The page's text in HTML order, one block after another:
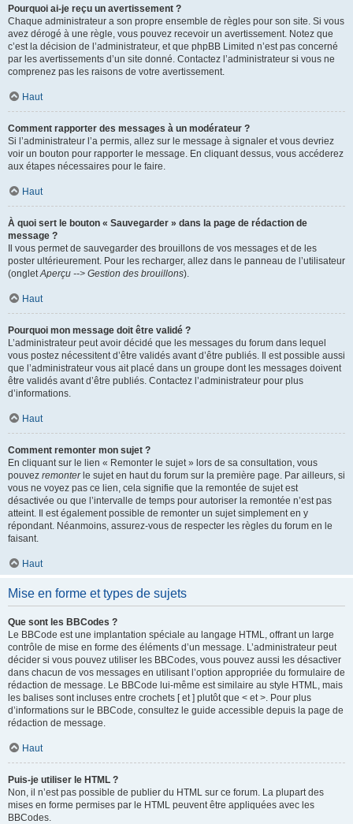
Pourquoi ai-je reçu un avertissement ?
Chaque administrateur a son propre ensemble de règles pour son site. Si vous
avez dérogé à une règle, vous pouvez recevoir un avertissement. Notez que
c’est la décision de l’administrateur, et que phpBB Limited n’est pas concerné
par les avertissements d’un site donné. Contactez l’administrateur si vous ne
comprenez pas les raisons de votre avertissement.
Haut
Comment rapporter des messages à un modérateur ?
Si l’administrateur l’a permis, allez sur le message à signaler et vous devriez
voir un bouton pour rapporter le message. En cliquant dessus, vous accéderez
aux étapes nécessaires pour le faire.
Haut
À quoi sert le bouton « Sauvegarder » dans la page de rédaction de
message ?
Il vous permet de sauvegarder des brouillons de vos messages et de les
poster ultérieurement. Pour les recharger, allez dans le panneau de l’utilisateur
(ongletAperçu --> Gestion des brouillons).
Haut
Pourquoi mon message doit être validé ?
L’administrateur peut avoir décidé que les messages du forum dans lequel
vous postez nécessitent d’être validés avant d’être publiés. Il est possible aussi
que l’administrateur vous ait placé dans un groupe dont les messages doivent
être validés avant d’être publiés. Contactez l’administrateur pour plus
d’informations.
Haut
Comment remonter mon sujet ?
En cliquant sur le lien « Remonter le sujet » lors de sa consultation, vous
pouvez remonterle sujet en haut du forum sur la première page. Par ailleurs, si
vous ne voyez pas ce lien, cela signifie que la remontée de sujet est
désactivée ou que l’intervalle de temps pour autoriser la remontée n’est pas
atteint. Il est également possible de remonter un sujet simplement en y
répondant. Néanmoins, assurez-vous de respecter les règles du forum en le
faisant.
Haut
Mise en forme et types de sujets
Que sont les BBCodes ?
Le BBCode est une implantation spéciale au langage HTML, offrant un large
contrôle de mise en forme des éléments d’un message. L’administrateur peut
décider si vous pouvez utiliser les BBCodes, vous pouvez aussi les désactiver
dans chacun de vos messages en utilisant l’option appropriée du formulaire de
rédaction de message. Le BBCode lui-même est similaire au style HTML, mais
les balises sont incluses entre crochets [ et ] plutôt que < et >. Pour plus
d’informations sur le BBCode, consultez le guide accessible depuis la page de
rédaction de message.
Haut
Puis-je utiliser le HTML ?
Non, il n’est pas possible de publier du HTML sur ce forum. La plupart des
mises en forme permises par le HTML peuvent être appliquées avec les
BBCodes.